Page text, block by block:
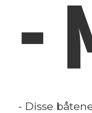
-
- Disse